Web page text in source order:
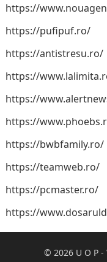
https://
https://pufipuf.ro/
https://antistresu.ro/
https://
https://
https://
https://bwbfamily.ro/
https://teamweb.ro/
https://pcmaster.ro/
https://
© 2026 U O P-